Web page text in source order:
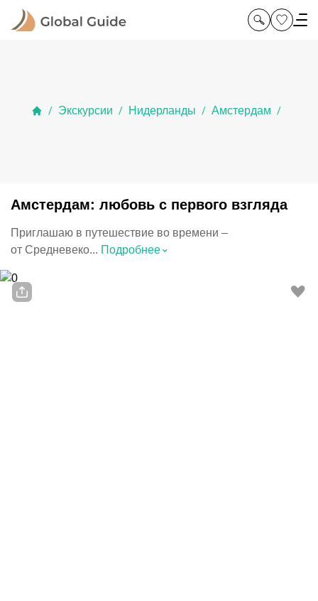
/ Экскурсии / Нидерланды / Амстердам /
Амстердам: любовь с первого взгляда
Приглашаю в путешествие во времени –
от Средневеко... Подробнее⌃